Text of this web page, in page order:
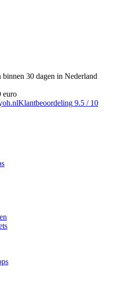
binnen 30 dagen in Nederland
euro
Klantbeoordeling 9.5 / 10